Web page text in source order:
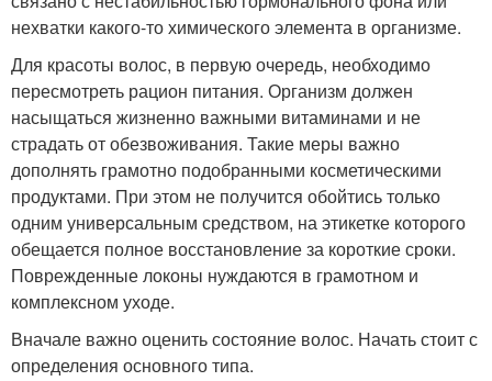
нехватки какого-то химического элемента в организме.
Для красоты волос, в первую очередь, необходимо
пересмотреть рацион питания. Организм должен
насыщаться жизненно важными витаминами и не
страдать от обезвоживания. Такие меры важно
дополнять грамотно подобранными косметическими
продуктами. При этом не получится обойтись только
одним универсальным средством, на этикетке которого
обещается полное восстановление за короткие сроки.
Поврежденные локоны нуждаются в грамотном и
комплексном уходе.
Вначале важно оценить состояние волос. Начать стоит с
определения основного типа.